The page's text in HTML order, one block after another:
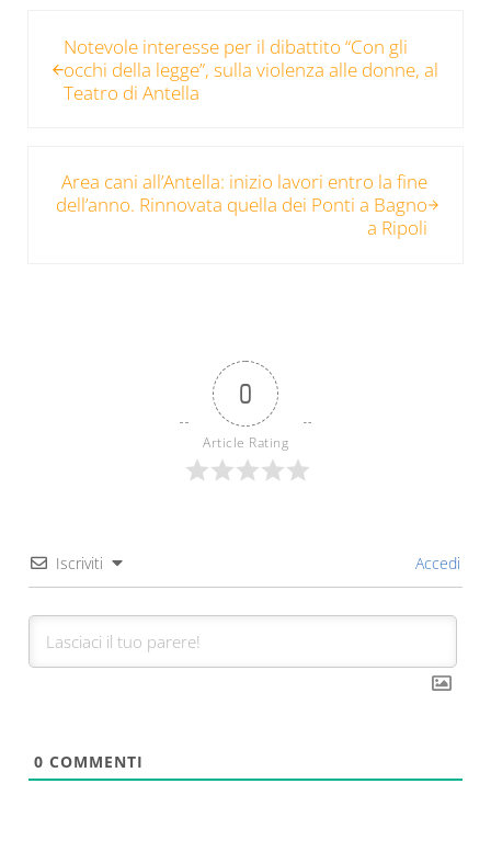
Notevole interesse per il dibattito “Con gli
occhi della legge”, sulla violenza alle donne, al
Teatro di Antella
Area cani all’Antella: inizio lavori entro la fine
dell’anno. Rinnovata quella dei Ponti a Bagno
a Ripoli
0
Article Rating
Iscriviti Accedi
0 COMMENTI